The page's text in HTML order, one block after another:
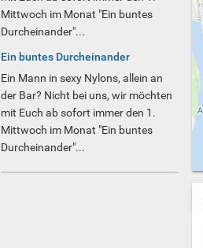
Mittwoch im Monat "Ein buntes
Durcheinander"...
Ein buntes Durcheinander
Ein Mann in sexy Nylons, allein an
der Bar? Nicht bei uns, wir möchten
mit Euch ab sofort immer den 1.
Mittwoch im Monat "Ein buntes
Durcheinander"...